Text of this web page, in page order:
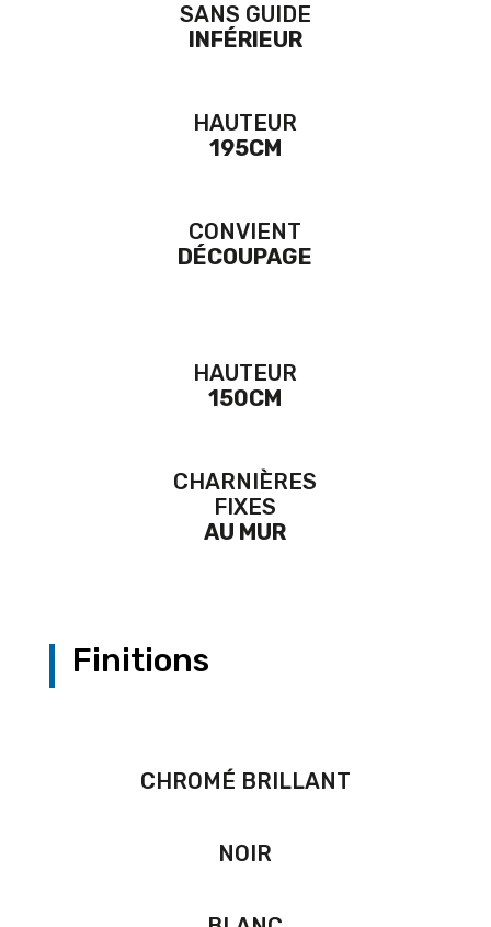
SANS GUIDE
INFÉRIEUR
HAUTEUR
195CM
CONVIENT
DÉCOUPAGE
HAUTEUR
150CM
CHARNIÈRES
FIXES
AU MUR
Finitions
CHROMÉ BRILLANT
NOIR